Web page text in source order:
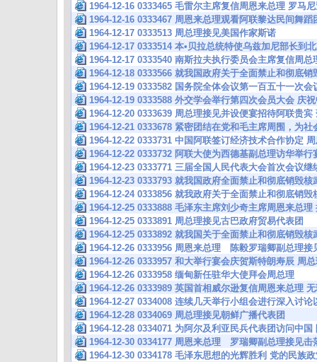
1964-12-16 0333465 毛雷尔主席复信周恩来总理 罗马
1964-12-16 0333467 周恩来总理观看阿联黎达民间舞
1964-12-17 0333513 周总理接见美国作家斯诺
1964-12-17 0333514 本•贝拉总统特使乌兹加尼部长到
1964-12-17 0333540 南斯拉夫执行委员会主席复信周
1964-12-18 0333566 就我国政府关于全面禁止和彻底
1964-12-19 0333582 国务院全体会议第一百五十一次
1964-12-19 0333588 外交学会举行第四次会员大会 庆
1964-12-20 0333639 周总理接见并设便宴招待阿联贵
1964-12-21 0333678 紧密团结在党和毛主席周围，为
1964-12-22 0333731 中国阿联签订经济技术合作协定
1964-12-22 0333732 阿联大使为西德基副总理访华举
1964-12-23 0333771 三届全国人民代表大会首次会议
1964-12-23 0333793 就我国政府全面禁止和彻底销毁
1964-12-24 0333856 就我政府关于全面禁止和彻底销
1964-12-25 0333888 毛泽东主席刘少奇主席周恩来总
1964-12-25 0333891 周总理接见古巴政府贸易代表团
1964-12-25 0333892 就我国关于全面禁止和彻底销毁
1964-12-26 0333956 周恩来总理 陈毅罗瑞卿副总理接
1964-12-26 0333957 和大举行宴会庆贺斯特朗寿辰 周
1964-12-26 0333958 缅甸新任驻华大使拜会周总理
1964-12-26 0333989 英国首相威尔逊复信周恩来总理
1964-12-27 0334008 连续几天举行小组会进行深入讨
1964-12-28 0334069 周总理接见朝鲜广播代表团
1964-12-28 0334071 为阿尔及利亚民兵代表团访问中
1964-12-30 0334177 周恩来总理 罗瑞卿副总理接见击
1964-12-30 0334178 毛泽东思想的光辉胜利 党的民族